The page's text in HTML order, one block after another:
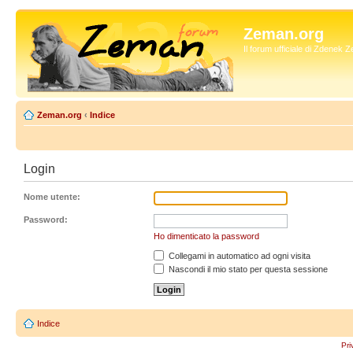
Zeman.org
Il forum ufficiale di Zdenek
Zeman.org ‹ Indice
Login
Nome utente:
Password:
Ho dimenticato la password
Collegami in automatico ad ogni visita
Nascondi il mio stato per questa sessione
Indice